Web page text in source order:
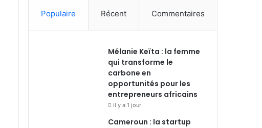
Populaire Récent Commentaires
Mélanie Keïta : la femme
qui transforme le
carbone en
opportunités pour les
entrepreneurs africains
il y a 1 jour
Cameroun : la startup